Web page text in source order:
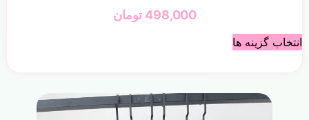
498,000 تومان
انتخاب گزینه ها